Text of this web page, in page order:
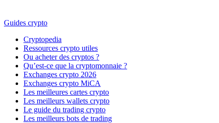
Guides crypto
Cryptopedia
Ressources crypto utiles
Ou acheter des cryptos ?
Qu’est-ce que la cryptomonnaie ?
Exchanges crypto 2026
Exchanges crypto MiCA
Les meilleures cartes crypto
Les meilleurs wallets crypto
Le guide du trading crypto
Les meilleurs bots de trading